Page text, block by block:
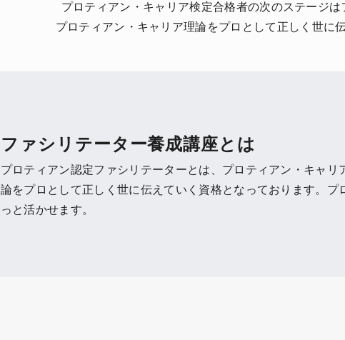
プロティアン・キャリア検定合格者の次のステージは
プロティアン・キャリア理論をプロとして正しく世に
ファシリテーター養成講座とは
プロティアン認定ファシリテーターとは、プロティアン・キャ
論をプロとして正しく世に伝えていく資格となっております。
っと活かせます。